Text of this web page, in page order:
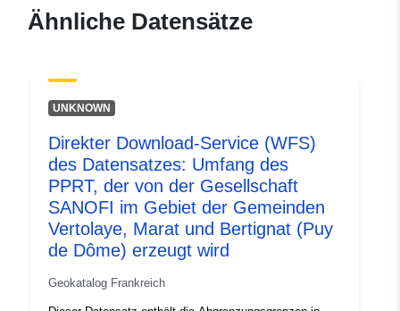
Ähnliche Datensätze
UNKNOWN
Direkter Download-Service (WFS)
des Datensatzes: Umfang des
PPRT, der von der Gesellschaft
SANOFI im Gebiet der Gemeinden
Vertolaye, Marat und Bertignat (Puy
de Dôme) erzeugt wird
Geokatalog Frankreich